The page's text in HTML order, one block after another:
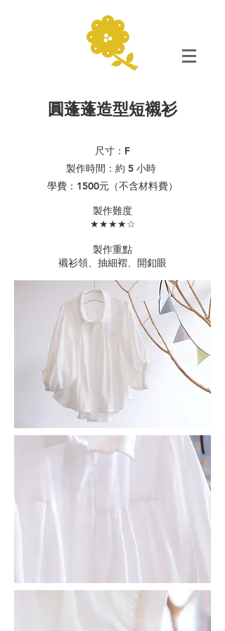
圓蓬蓬造型短襯衫
尺寸：F
製作時間：約 5 小時
學費：1500元（不含材料費）
​製作難度
★★★★☆
製作重點
​襯衫領、抽細褶、開釦眼